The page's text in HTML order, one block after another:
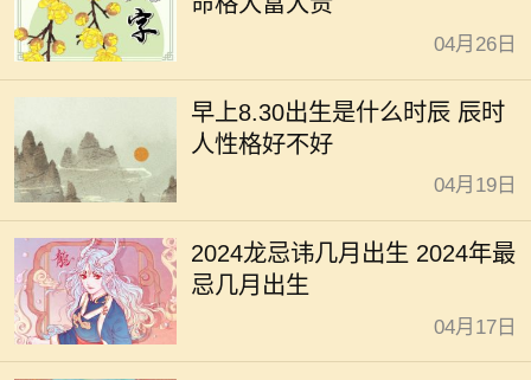
04月26日
早上8.30出生是什么时辰 辰时
人性格好不好
04月19日
2024龙忌讳几月出生 2024年最
忌几月出生
04月17日